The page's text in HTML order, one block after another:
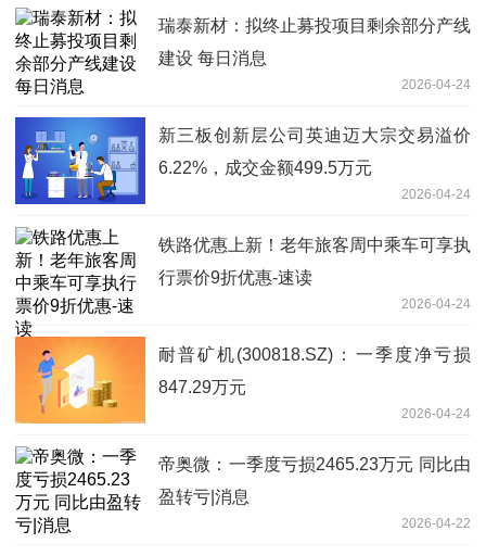
瑞泰新材：拟终止募投项目剩余部分产线
建设 每日消息
2026-04-24
新三板创新层公司英迪迈大宗交易溢价
6.22%，成交金额499.5万元
2026-04-24
铁路优惠上新！老年旅客周中乘车可享执
行票价9折优惠-速读
2026-04-24
耐普矿机(300818.SZ)：一季度净亏损
847.29万元
2026-04-24
帝奥微：一季度亏损2465.23万元 同比由
盈转亏|消息
2026-04-22